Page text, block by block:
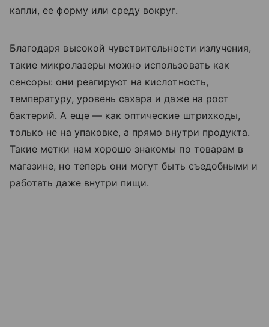
капли, ее форму или среду вокруг.
Благодаря высокой чувствительности излучения,
такие микролазеры можно использовать как
сенсоры: они реагируют на кислотность,
температуру, уровень сахара и даже на рост
бактерий. А еще — как оптические штрихкоды,
только не на упаковке, а прямо внутри продукта.
Такие метки нам хорошо знакомы по товарам в
магазине, но теперь они могут быть съедобными и
работать даже внутри пищи.